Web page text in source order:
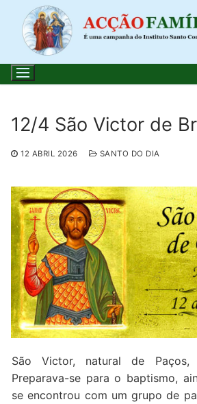
para
conteúdo
Pesquisar
Início
Loja
Blog
Santo do Dia
Quem somos nós
12/4 São Victor de
12 ABRIL 2026 SANTO DO DIA
São Victor, natural de
Preparava-se para o baptismo,
se encontrou com um grupo de